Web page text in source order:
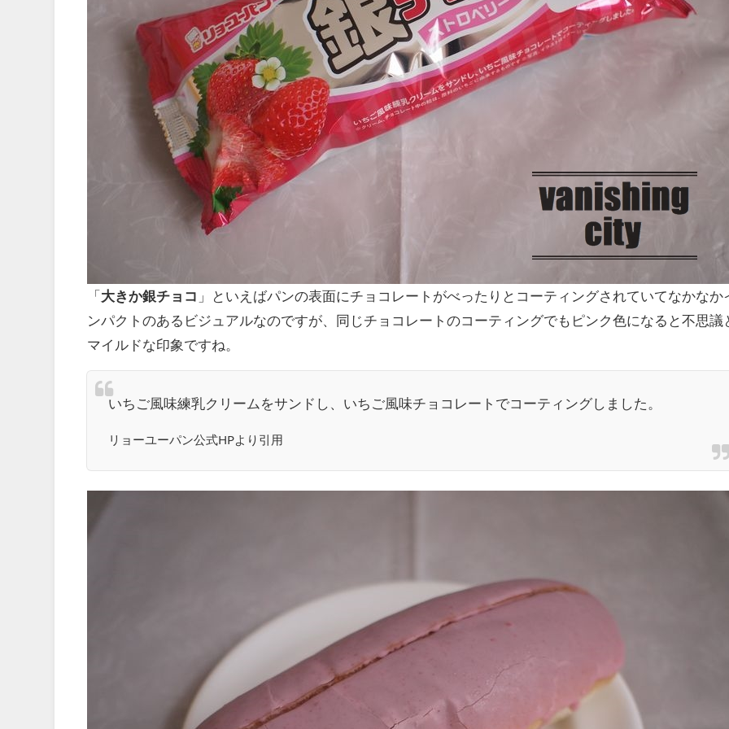
「 大きか銀チョコ 」といえばパンの表面にチョコレートがべったりとコーティングされていてなかなか
ンパクトのあるビジュアルなのですが、同じチョコレートのコーティングでもピンク色になると不思議
マイルドな印象ですね。
いちご風味練乳クリームをサンドし、いちご風味チョコレートでコーティングしました。
リョーユーパン公式HPより引用